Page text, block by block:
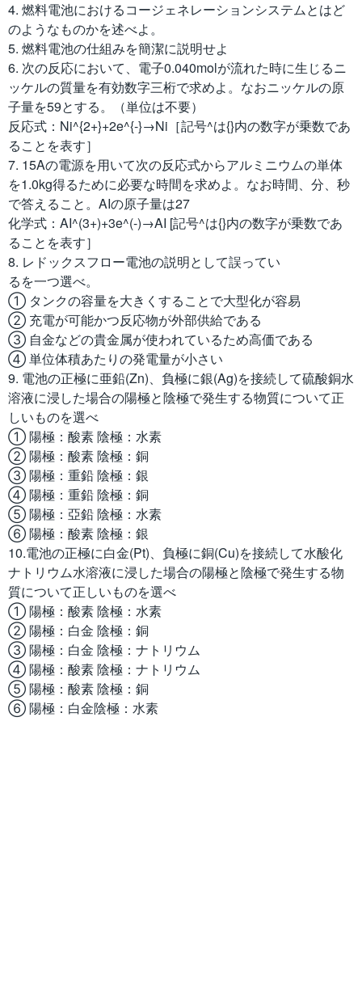
4. 燃料電池におけるコージェネレーションシステムとはど
のようなものかを述べよ。
5. 燃料電池の仕組みを簡潔に説明せよ
6. 次の反応において、電子0.040molが流れた時に生じるニ
ッケルの質量を有効数字三桁で求めよ。なおニッケルの原
子量を59とする。（単位は不要）
反応式：Ni^{2+}+2e^{-}→Ni［記号^は{}内の数字が乗数であ
ることを表す］
7. 15Aの電源を用いて次の反応式からアルミニウムの単体
を1.0kg得るために必要な時間を求めよ。なお時間、分、秒
で答えること。AIの原子量は27
化学式：AI^(3+)+3e^(-)→AI [記号^は{}内の数字が乗数であ
ることを表す］
8. レドックスフロー電池の説明として誤ってい
るを一つ選べ。
① タンクの容量を大きくすることで大型化が容易
② 充電が可能かつ反応物が外部供給である
③ 自金などの貴金属が使われているため高価である
④ 単位体積あたりの発電量が小さい
9. 電池の正極に亜鉛(Zn)、負極に銀(Ag)を接続して硫酸銅水
溶液に浸した場合の陽極と陰極で発生する物質について正
しいものを選べ
① 陽極：酸素 陰極：水素
② 陽極：酸素 陰極：銅
③ 陽極：重鉛 陰極：銀
④ 陽極：重鉛 陰極：銅
⑤ 陽極：亞鉛 陰極：水素
⑥ 陽極：酸素 陰極：銀
10.電池の正極に白金(Pt)、負極に銅(Cu)を接続して水酸化
ナトリウム水溶液に浸した場合の陽極と陰極で発生する物
質について正しいものを選べ
① 陽極：酸素 陰極：水素
② 陽極：白金 陰極：銅
③ 陽極：白金 陰極：ナトリウム
④ 陽極：酸素 陰極：ナトリウム
⑤ 陽極：酸素 陰極：銅
⑥ 陽極：白金陰極：水素